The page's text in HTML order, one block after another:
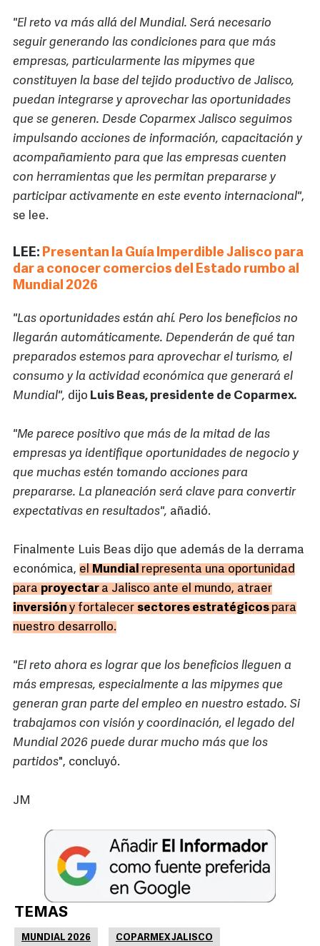
"El reto va más allá del Mundial. Será necesario
seguir generando las condiciones para que más
empresas, particularmente las mipymes que
constituyen la base del tejido productivo de Jalisco,
puedan integrarse y aprovechar las oportunidades
que se generen. Desde Coparmex Jalisco seguimos
impulsando acciones de información, capacitación y
acompañamiento para que las empresas cuenten
con herramientas que les permitan prepararse y
participar activamente en este evento internacional",
se lee.
LEE: Presentan la Guía Imperdible Jalisco para
dar a conocer comercios del Estado rumbo al
Mundial 2026
"Las oportunidades están ahí. Pero los beneficios no
llegarán automáticamente. Dependerán de qué tan
preparados estemos para aprovechar el turismo, el
consumo y la actividad económica que generará el
Mundial", dijo Luis Beas, presidente de Coparmex.
"Me parece positivo que más de la mitad de las
empresas ya identifique oportunidades de negocio y
que muchas estén tomando acciones para
prepararse. La planeación será clave para convertir
expectativas en resultados", añadió.
Finalmente Luis Beas dijo que además de la derrama
económica, el Mundial representa una oportunidad
para proyectar a Jalisco ante el mundo, atraer
inversión y fortalecer sectores estratégicos para
nuestro desarrollo.
"El reto ahora es lograr que los beneficios lleguen a
más empresas, especialmente a las mipymes que
generan gran parte del empleo en nuestro estado. Si
trabajamos con visión y coordinación, el legado del
Mundial 2026 puede durar mucho más que los
partidos", concluyó.
JM
TEMAS
MUNDIAL 2026 COPARMEX JALISCO